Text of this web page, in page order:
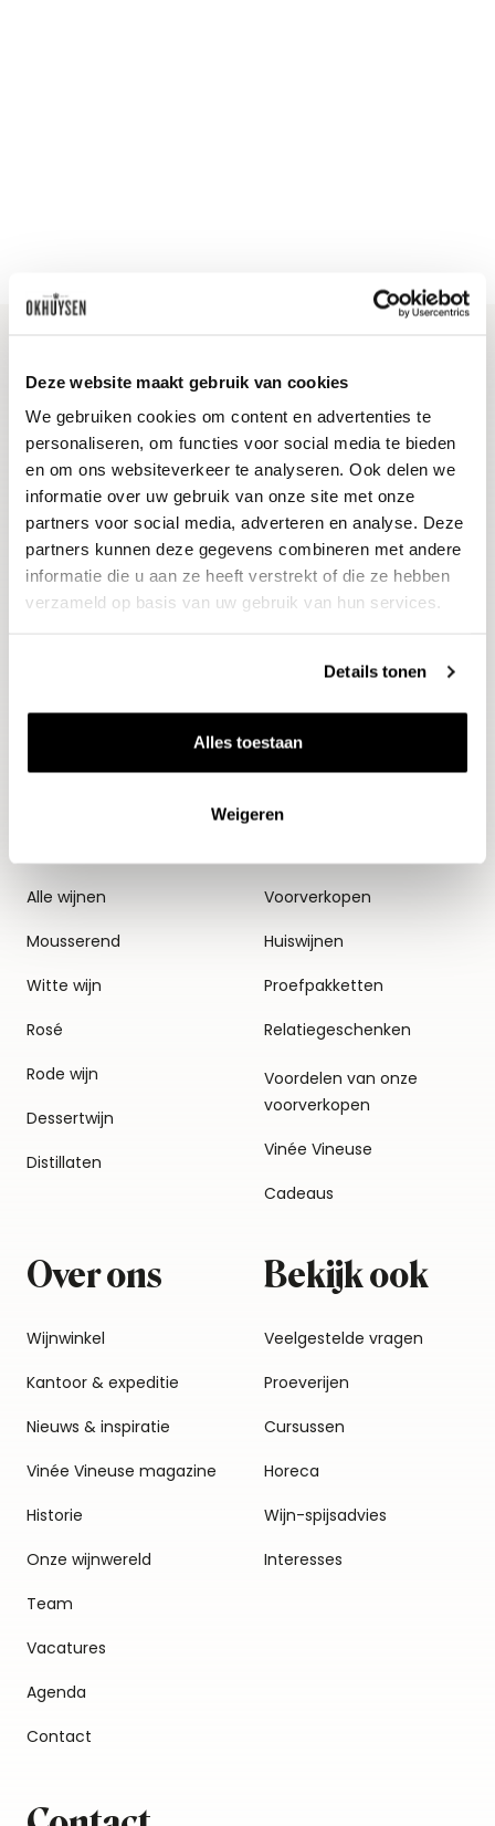
Deze website maakt gebruik van cookies
We gebruiken cookies om content en advertenties te
personaliseren, om functies voor social media te bieden
en om ons websiteverkeer te analyseren. Ook delen we
informatie over uw gebruik van onze site met onze
partners voor social media, adverteren en analyse. Deze
partners kunnen deze gegevens combineren met andere
informatie die u aan ze heeft verstrekt of die ze hebben
verzameld op basis van uw gebruik van hun services.
Details tonen
Alles toestaan
Weigeren
Blijf op de hoogte
Ontvang het laatste wijnnieuws, proeverijen en
evenementen
E-mailadres
Aanmelden
Alle wijnen
Mousserend
Witte wijn
Rosé
Rode wijn
Dessertwijn
Distillaten
Thema's
Voorverkopen
Huiswijnen
Proefpakketten
Relatiegeschenken
Voordelen van onze
voorverkopen
Vinée Vineuse
Cadeaus
Over ons
Wijnwinkel
Kantoor & expeditie
Nieuws & inspiratie
Vinée Vineuse magazine
Historie
Onze wijnwereld
Team
Vacatures
Agenda
Contact
Bekijk ook
Veelgestelde vragen
Proeverijen
Cursussen
Horeca
Wijn-spijsadvies
Interesses